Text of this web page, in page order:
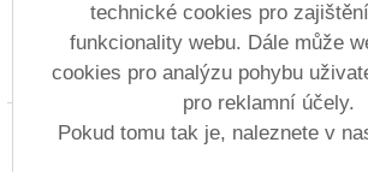
Prohlášení o přístupnosti Mapa
Copyright © 2022 - 2023 ZŠ
technické cookies pro
funkcionality webu. Dále může
cookies pro analýzu pohybu
pro reklamní účely.
Pokud tomu tak je, naleznete v